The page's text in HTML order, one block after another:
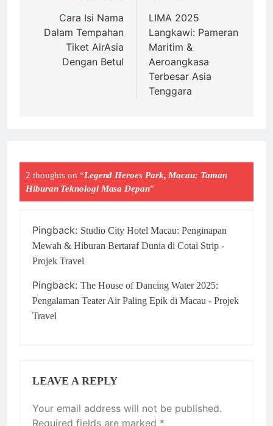
navigation
Cara Isi Nama
Dalam Tempahan
Tiket AirAsia
Dengan Betul
LIMA 2025
Langkawi: Pameran
Maritim &
Aeroangkasa
Terbesar Asia
Tenggara
2 thoughts on “Legend Heroes Park, Macau: Taman
Hiburan Teknologi Masa Depan”
Pingback: Studio City Hotel Macau: Penginapan
Mewah & Hiburan Bertaraf Dunia di Cotai Strip -
Projek Travel
Pingback: The House of Dancing Water 2025:
Pengalaman Teater Air Paling Epik di Macau - Projek
Travel
LEAVE A REPLY
Your email address will not be published.
Required fields are marked *